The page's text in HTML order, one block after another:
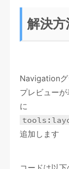
解決方
Navigationグ
プレビュー
に
追加します